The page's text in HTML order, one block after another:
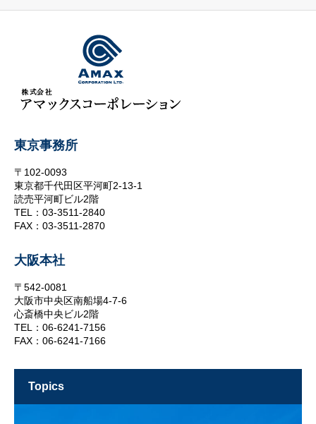
東京事務所
〒102-0093
東京都千代田区平河町2-13-1
読売平河町ビル2階
TEL：03-3511-2840
FAX：03-3511-2870
大阪本社
〒542-0081
大阪市中央区南船場4-7-6
心斎橋中央ビル2階
TEL：06-6241-7156
FAX：06-6241-7166
topics